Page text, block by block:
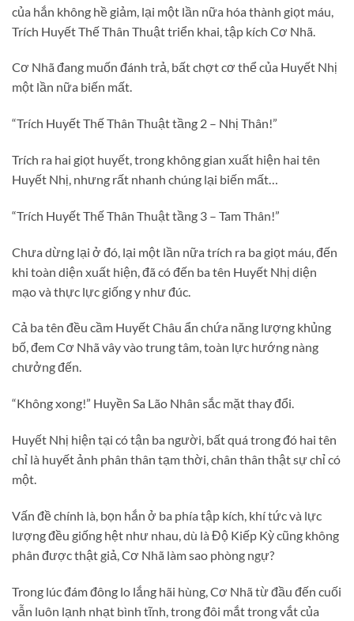
của hắn không hề giảm, lại một lần nữa hóa thành giọt máu,
Trích Huyết Thế Thân Thuật triển khai, tập kích Cơ Nhã.
Cơ Nhã đang muốn đánh trả, bất chợt cơ thể của Huyết Nhị
một lần nữa biến mất.
“Trích Huyết Thế Thân Thuật tầng 2 – Nhị Thân!”
Trích ra hai giọt huyết, trong không gian xuất hiện hai tên
Huyết Nhị, nhưng rất nhanh chúng lại biến mất…
“Trích Huyết Thế Thân Thuật tầng 3 – Tam Thân!”
Chưa dừng lại ở đó, lại một lần nữa trích ra ba giọt máu, đến
khi toàn diện xuất hiện, đã có đến ba tên Huyết Nhị diện
mạo và thực lực giống y như đúc.
Cả ba tên đều cầm Huyết Châu ẩn chứa năng lượng khủng
bố, đem Cơ Nhã vây vào trung tâm, toàn lực hướng nàng
chưởng đến.
“Không xong!” Huyền Sa Lão Nhân sắc mặt thay đổi.
Huyết Nhị hiện tại có tận ba người, bất quá trong đó hai tên
chỉ là huyết ảnh phân thân tạm thời, chân thân thật sự chỉ có
một.
Vấn đề chính là, bọn hắn ở ba phía tập kích, khí tức và lực
lượng đều giống hệt như nhau, dù là Độ Kiếp Kỳ cũng không
phân được thật giả, Cơ Nhã làm sao phòng ngự?
Trong lúc đám đông lo lắng hãi hùng, Cơ Nhã từ đầu đến cuối
vẫn luôn lạnh nhạt bình tĩnh, trong đôi mắt trong vắt của